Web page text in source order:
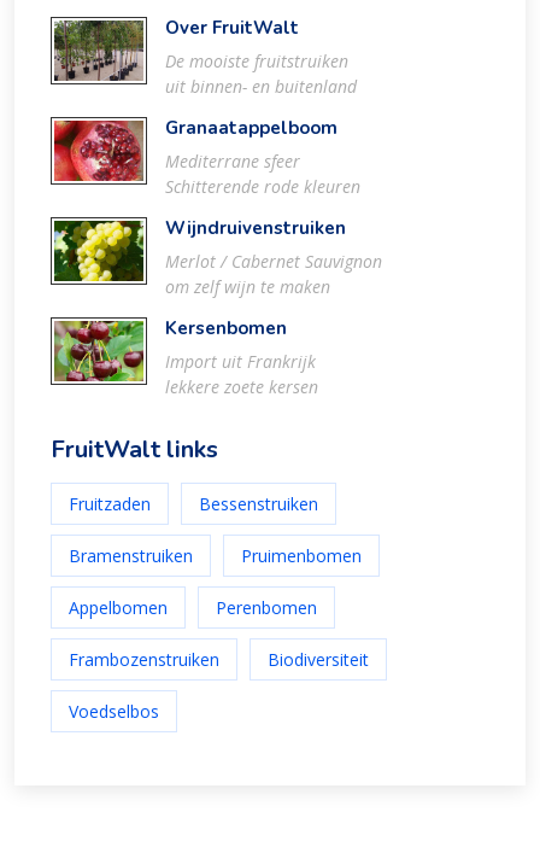
Over FruitWalt
De mooiste fruitstruiken
uit binnen- en buitenland
Granaatappelboom
Mediterrane sfeer
Schitterende rode kleuren
Wijndruivenstruiken
Merlot / Cabernet Sauvignon
om zelf wijn te maken
Kersenbomen
Import uit Frankrijk
lekkere zoete kersen
FruitWalt links
Fruitzaden Bessenstruiken
Bramenstruiken Pruimenbomen
Appelbomen Perenbomen
Frambozenstruiken Biodiversiteit
Voedselbos